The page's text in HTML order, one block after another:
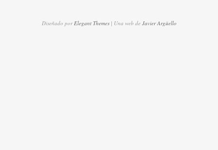
Diseñado por Elegant Themes| Una web de Javier Argüello